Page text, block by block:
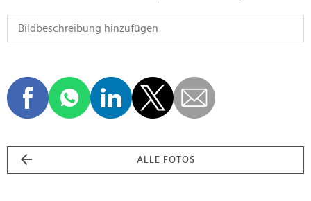
ALLE FOTOS